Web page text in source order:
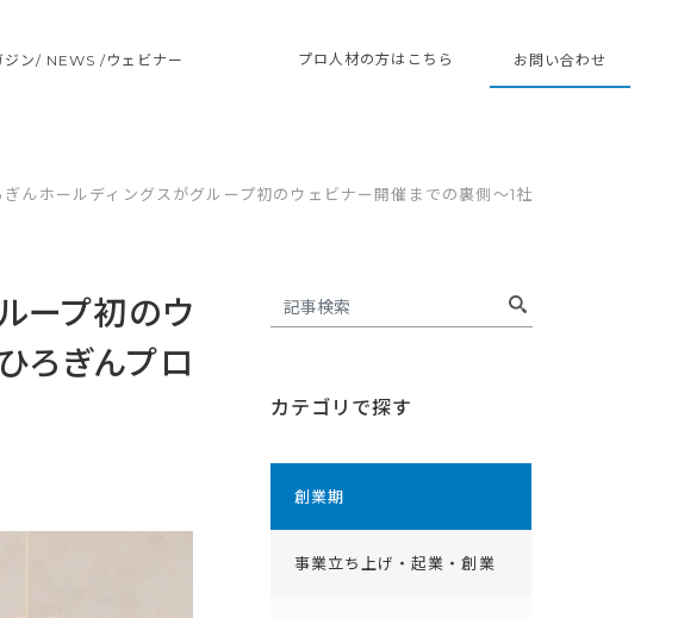
ジン/ NEWS /ウェビナー プロ人材の方はこちら お問い合わせ
んホールディングスがグループ初のウェビナー開催までの裏側〜1社
ープ初のウ
ろぎんプロ
カテゴリで探す
創業期
事業立ち上げ・起業・創業